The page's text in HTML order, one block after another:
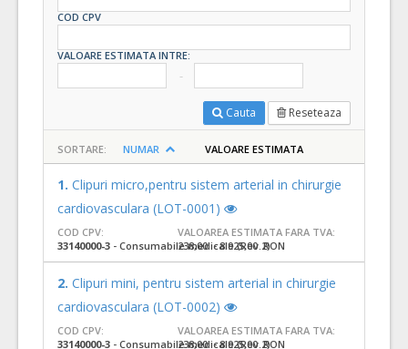
COD CPV
VALOARE ESTIMATA INTRE:
Cauta Reseteaza
SORTARE: NUMAR VALOARE ESTIMATA
1. Clipuri micro,pentru sistem arterial in chirurgie
cardiovasculara (LOT-0001)
COD CPV:
33140000-3 - Consumabile medicale (Rev.2)
VALOAREA ESTIMATA FARA TVA:
238,00 - 8.925,00 RON
2. Clipuri mini, pentru sistem arterial in chirurgie
cardiovasculara (LOT-0002)
COD CPV:
33140000-3 - Consumabile medicale (Rev.2)
VALOAREA ESTIMATA FARA TVA:
238,00 - 8.925,00 RON